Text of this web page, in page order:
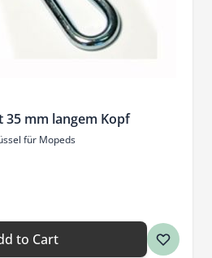
35 mm langem Kopf
für Mopeds
to Cart